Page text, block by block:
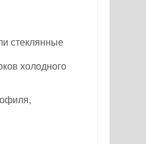
стеклянные
холодного